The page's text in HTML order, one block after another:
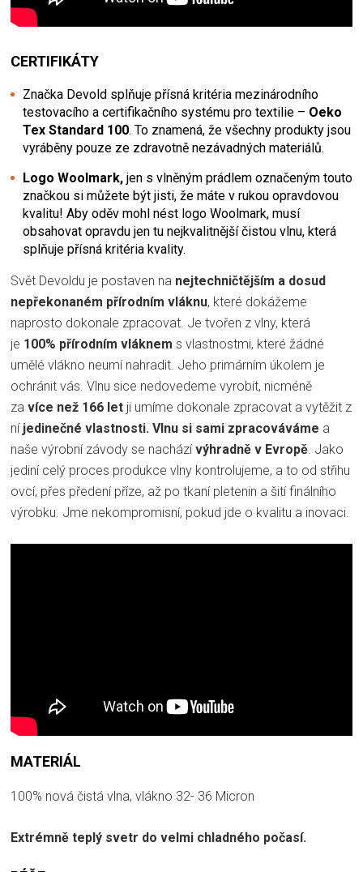
CERTIFIKÁTY
Značka Devold splňuje přísná kritéria mezinárodního
testovacího a certifikačního systému pro textilie – Oeko
Tex Standard 100. To znamená, že všechny produkty jsou
vyráběny pouze ze zdravotně nezávadných materiálů.
Logo Woolmark, jen s vlněným prádlem označeným touto
značkou si můžete být jisti, že máte v rukou opravdovou
kvalitu! Aby oděv mohl nést logo Woolmark, musí
obsahovat opravdu jen tu nejkvalitnější čistou vlnu, která
splňuje přísná kritéria kvality.
Svět Devoldu je postaven na nejtechničtějším a dosud
nepřekonaném přírodním vláknu, které dokážeme
naprosto dokonale zpracovat. Je tvořen z vlny, která
je 100% přírodním vláknem s vlastnostmi, které žádné
umělé vlákno neumí nahradit. Jeho primárním úkolem je
ochránit vás. Vlnu sice nedovedeme vyrobit, nicméně
za více než 166 let ji umíme dokonale zpracovat a vytěžit z
ní jedinečné vlastnosti. Vlnu si sami zpracováváme a
naše výrobní závody se nacházívýhradně v Evropě. Jako
jediní celý proces produkce vlny kontrolujeme, a to od střihu
ovcí, přes předení příze, až po tkaní pletenin a šití finálního
výrobku. Jme nekompromisní, pokud jde o kvalitu a inovaci.
MATERIÁL
100% nová čistá vlna, vlákno 32- 36 Micron
Extrémně teplý svetr do velmi chladného počasí.